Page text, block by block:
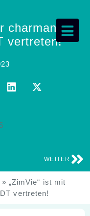
charmanten
vertreten!
WEITER
» „ZimVie“ ist mit
vertreten!